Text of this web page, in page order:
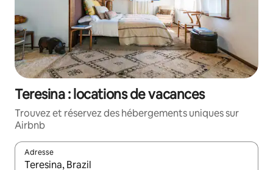
Teresina : locations de vacances
Trouvez et réservez des hébergements uniques sur
Airbnb
Adresse
Lorsque les résultats s'affichent, utilisez les flèches vers le